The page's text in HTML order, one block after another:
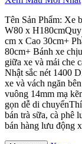
Tên Sản Phẩm: Xe
W80 x
cm x Cao 30cm+
80cm+ Bánh xe
giữa xe và mái che
Nhật sắc nét 1400
xe và vách ngăn
vuông 14mm mạ
gọn dễ di
bán trà sữa, cà phê
bán hàng lưu động